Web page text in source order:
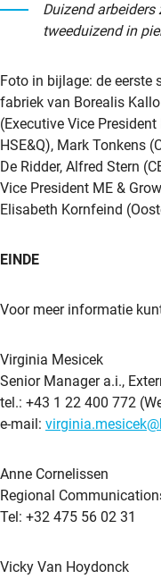
Duizend
tweeduizend in
Foto in bijlage: de eerste
fabriek van Borealis
(Executive Vice
HSE&Q), Mark Tonkens
De Ridder, Alfred Stern
Vice President ME &
Elisabeth Kornfeind
EINDE
Voor meer informatie
Virginia Mesicek
Senior Manager a.i.,
tel.: +43 1 22 400 772
e-mail:
Anne Cornelissen
Regional
Tel: +32 475 56 02 31
Vicky Van Hoydonck